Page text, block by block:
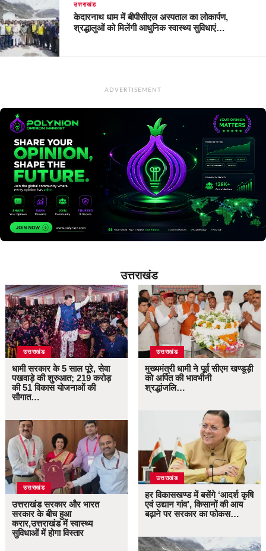
उत्तराखंड
केदारनाथ धाम में बीपीसीएल अस्पताल का लोकार्पण,
श्रद्धालुओं को मिलेंगी आधुनिक स्वास्थ्य सुविधाएं…
ADVERTISEMENT
उत्तराखंड
उत्तराखंड
धामी सरकार के 5 साल पूरे, सेवा
पखवाड़े की शुरुआत; 219 करोड़
की 51 विकास योजनाओं की
सौगात…
उत्तराखंड
उत्तराखंड सरकार और भारत
सरकार के बीच हुआ
करार,उत्तराखंड में स्वास्थ्य
सुविधाओं में होगा विस्तार
उत्तराखंड
मुख्यमंत्री धामी ने पूर्व सीएम खण्डूड़ी
को अर्पित की भावभीनी
श्रद्धांजलि…
उत्तराखंड
हर विकासखण्ड में बसेंगे ‘आदर्श कृषि
एवं उद्यान गांव’, किसानों की आय
बढ़ाने पर सरकार का फोकस…